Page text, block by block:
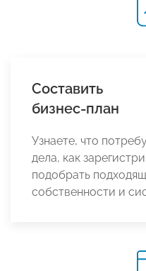
Составить
бизнес-план
Узнаете, что
дела, как
подобрать
собственности и